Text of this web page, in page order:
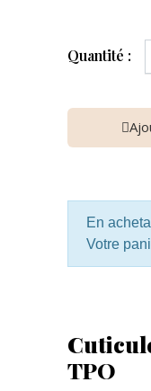
Quantité :
En
Votre
TPO